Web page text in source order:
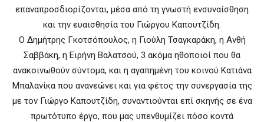
επαναπροσδιορίζονται, μέσα από τη γνωστή ενσυναίσθηση
και την ευαισθησία του Γιώργου Καπουτζίδη.
Ο Δημήτρης Γκοτσόπουλος, η Γιούλη Τσαγκαράκη, η Ανθή
Σαββάκη, η Ειρήνη Βαλατσού, 3 ακόμα ηθοποιοί που θα
ανακοινωθούν σύντομα, και η αγαπημένη του κοινού Κατιάνα
Μπαλανίκα που ανανεώνει και για φέτος την συνεργασία της
με τον Γιώργο Καπουτζίδη, συναντιούνται επί σκηνής σε ένα
πρωτότυπο έργο, που μας υπενθυμίζει πόσο κοντά